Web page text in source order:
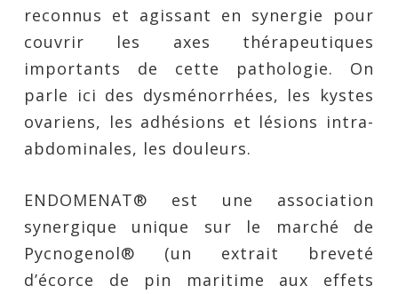
reconnus et agissant en synergie pour
couvrir les axes thérapeutiques
importants de cette pathologie. On
parle ici des dysménorrhées, les kystes
ovariens, les adhésions et lésions intra-
abdominales, les douleurs.
ENDOMENAT® est une association
synergique unique sur le marché de
Pycnogenol® (un extrait breveté
d’écorce de pin maritime aux effets